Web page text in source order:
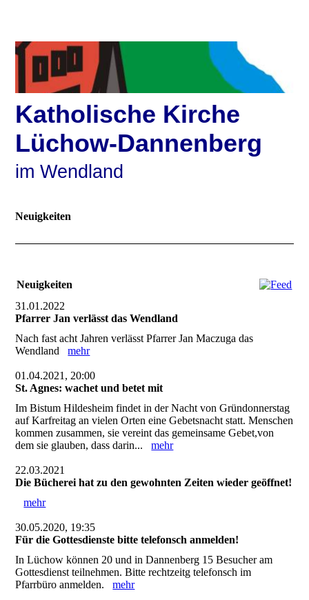
Katholische Kirche
Lüchow-Dannenberg
im Wendland
Neuigkeiten
Neuigkeiten
31.01.2022
Pfarrer Jan verlässt das Wendland
Nach fast acht Jahren verlässt Pfarrer Jan Maczuga das
Wendlandmehr
01.04.2021, 20:00
St. Agnes: wachet und betet mit
Im Bistum Hildesheim findet in der Nacht von Gründonnerstag
auf Karfreitag an vielen Orten eine Gebetsnacht statt. Menschen
kommen zusammen, sie vereint das gemeinsame Gebet,von
dem sie glauben, dass darin...mehr
22.03.2021
Die Bücherei hat zu den gewohnten Zeiten wieder geöffnet!
mehr
30.05.2020, 19:35
Für die Gottesdienste bitte telefonsch anmelden!
In Lüchow können 20 und in Dannenberg 15 Besucher am
Gottesdienst teilnehmen. Bitte rechtzeitg telefonsch im
Pfarrbüro anmelden.mehr